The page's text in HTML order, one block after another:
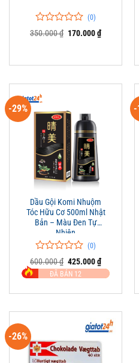
0
0
(0)
350.000₫ Giá
170.000₫Giá
hiện
170.000 ₫.
-29%
Dầu Gội Komi Nhuộm
Tóc Hữu Cơ 500ml Nhật
Bản – Màu Đen Tự
Nhiên
0
trên
5
0
(0)
600.000₫ Giá
gốc
là:
425.000₫Giá
hiện
tại
425.000 ₫.
ĐÃ BÁN 12
-
-26%